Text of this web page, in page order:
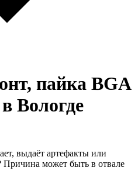
пайка BGA
Вологде
выдаёт артефакты или
Причина может быть в отвале